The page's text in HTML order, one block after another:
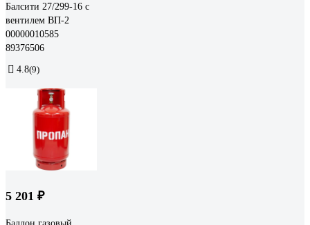
Балсити 27/299-16 с
вентилем ВП-2
00000010585
89376506
4.8(9)
5 201 ₽